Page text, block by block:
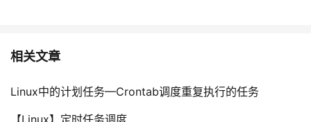
相关文章
Linux中的计划任务—Crontab调度重复执行的任务